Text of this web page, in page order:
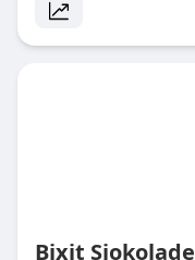
Bixit Sjokolade